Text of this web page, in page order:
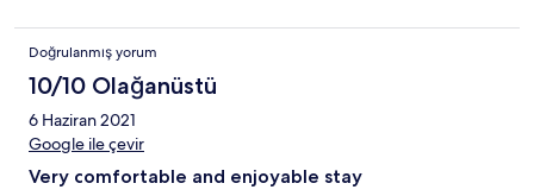
Doğrulanmış yorum
10/10 Olağanüstü
6 Haziran 2021
Google ile çevir
Very comfortable and enjoyable stay